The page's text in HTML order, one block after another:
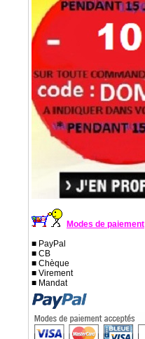
Modes de paiement
■ PayPal
■ CB
■ Chèque
■ Virement
■ Mandat